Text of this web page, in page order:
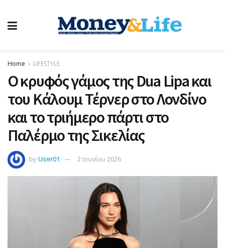
Home LIFESTYLE
Ο κρυφός γάμος της Dua Lipa και
του Κάλουμ Τέρνερ στο Λονδίνο
και το τριήμερο πάρτι στο
Παλέρμο της Σικελίας
byUser01 2 Ιουνίου 2026